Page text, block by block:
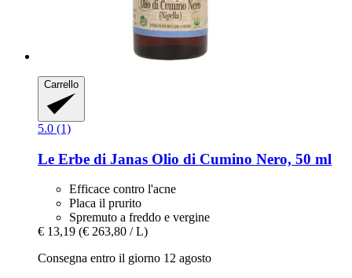
Carrello
5.0 (1)
Le Erbe di Janas Olio di Cumino Nero, 50 ml
Efficace contro l'acne
Placa il prurito
Spremuto a freddo e vergine
€ 13,19 (€ 263,80 / L)
Consegna entro il giorno 12 agosto